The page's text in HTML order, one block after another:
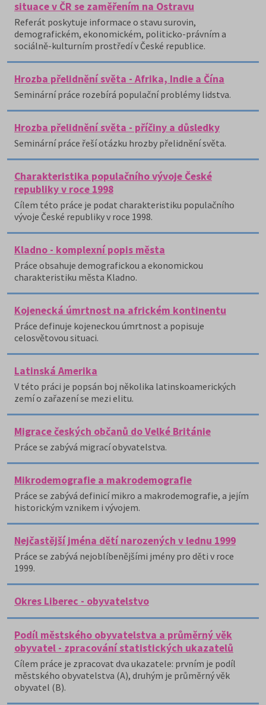
situace v ČR se zaměřením na Ostravu
Referát poskytuje informace o stavu surovin,
demografickém, ekonomickém, politicko-právním a
sociálně-kulturním prostředí v České republice.
Hrozba přelidnění světa - Afrika, Indie a Čína
Seminární práce rozebírá populační problémy lidstva.
Hrozba přelidnění světa - příčiny a důsledky
Seminární práce řeší otázku hrozby přelidnění světa.
Charakteristika populačního vývoje České
republiky v roce 1998
Cílem této práce je podat charakteristiku populačního
vývoje České republiky v roce 1998.
Kladno - komplexní popis města
Práce obsahuje demografickou a ekonomickou
charakteristiku města Kladno.
Kojenecká úmrtnost na africkém kontinentu
Práce definuje kojeneckou úmrtnost a popisuje
celosvětovou situaci.
Latinská Amerika
V této práci je popsán boj několika latinskoamerických
zemí o zařazení se mezi elitu.
Migrace českých občanů do Velké Británie
Práce se zabývá migrací obyvatelstva.
Mikrodemografie a makrodemografie
Práce se zabývá definicí mikro a makrodemografie, a jejím
historickým vznikem i vývojem.
Nejčastější jména dětí narozených v lednu 1999
Práce se zabývá nejoblíbenějšími jmény pro děti v roce
1999.
Okres Liberec - obyvatelstvo
Podíl městského obyvatelstva a průměrný věk
obyvatel - zpracování statistických ukazatelů
Cílem práce je zpracovat dva ukazatele: prvním je podíl
městského obyvatelstva (A), druhým je průměrný věk
obyvatel (B).